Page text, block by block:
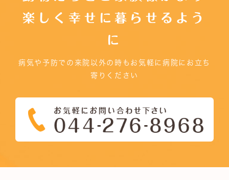
楽しく幸せに暮らせるよう
に
病気や予防での来院以外の時もお気軽に病院にお立ち
寄りください